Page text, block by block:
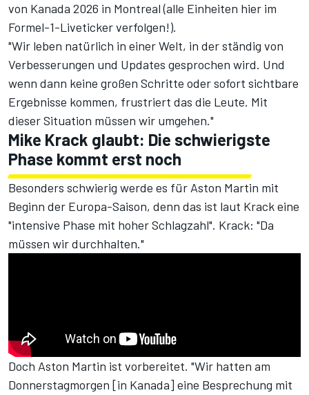
von Kanada 2026 in Montreal (alle Einheiten hier im
Formel-1-Liveticker verfolgen!).
"Wir leben natürlich in einer Welt, in der ständig von
Verbesserungen und Updates gesprochen wird. Und
wenn dann keine großen Schritte oder sofort sichtbare
Ergebnisse kommen, frustriert das die Leute. Mit
dieser Situation müssen wir umgehen."
Mike Krack glaubt: Die schwierigste
Phase kommt erst noch
Besonders schwierig werde es für Aston Martin mit
Beginn der Europa-Saison, denn das ist laut Krack eine
"intensive Phase mit hoher Schlagzahl". Krack: "Da
müssen wir durchhalten."
Doch Aston Martin ist vorbereitet. "Wir hatten am
Donnerstagmorgen [in Kanada] eine Besprechung mit